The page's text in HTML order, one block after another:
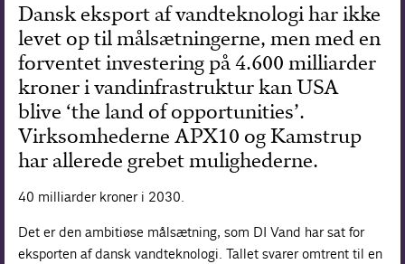
Dansk eksport af vandteknologi har ikke
levet op til målsætningerne, men med en
forventet investering på 4.600 milliarder
kroner i vandinfrastruktur kan USA
blive ‘the land of opportunities’.
Virksomhederne APX10 og Kamstrup
har allerede grebet mulighederne.
40 milliarder kroner i 2030.
Det er den ambitiøse målsætning, som DI Vand har sat for
eksporten af dansk vandteknologi. Tallet svarer omtrent til en